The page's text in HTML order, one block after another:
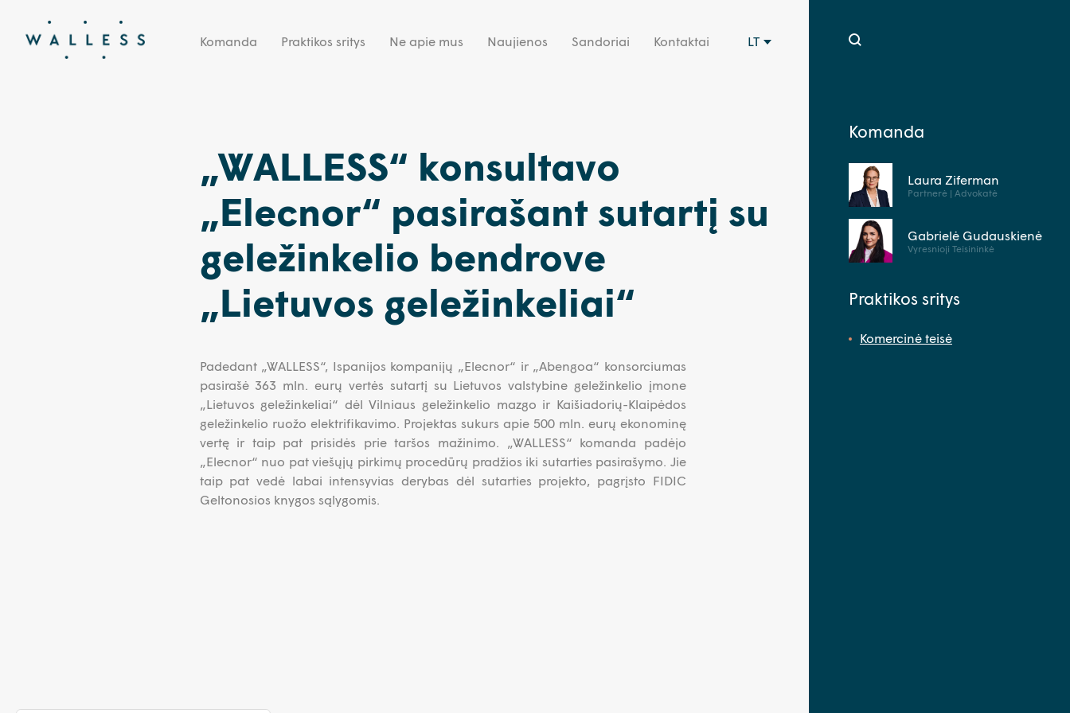
Komanda Praktikos sritys Ne apie mus Naujienos Sandoriai Kontaktai LT
„WALLESS“ konsultavo
„Elecnor“ pasirašant sutartį su
geležinkelio bendrove
„Lietuvos geležinkeliai“
Padedant „WALLESS“, Ispanijos kompanijų „Elecnor“ ir „Abengoa“ konsorciumas
pasirašė 363 mln. eurų vertės sutartį su Lietuvos valstybine geležinkelio įmone
„Lietuvos geležinkeliai“ dėl Vilniaus geležinkelio mazgo ir Kaišiadorių-Klaipėdos
geležinkelio ruožo elektrifikavimo. Projektas sukurs apie 500 mln. eurų ekonominę
vertę ir taip pat prisidės prie taršos mažinimo. „WALLESS“ komanda padėjo
„Elecnor“ nuo pat viešųjų pirkimų procedūrų pradžios iki sutarties pasirašymo. Jie
taip pat vedė labai intensyvias derybas dėl sutarties projekto, pagrįsto FIDIC
Geltonosios knygos sąlygomis.
Komanda
Laura Ziferman
Partnerė | Advokatė
Gabrielė Gudauskienė
Vyresnioji Teisininkė
Praktikos sritys
Komercinė teisė